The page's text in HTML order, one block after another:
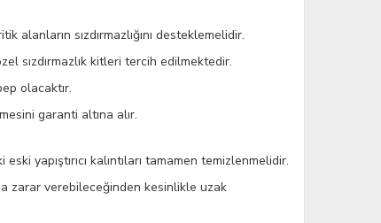
alanların sızdırmazlığını desteklemelidir.
sızdırmazlık kitleri tercih edilmektedir.
olacaktır.
garanti altına alır.
yapıştırıcı kalıntıları tamamen temizlenmelidir.
zarar verebileceğinden kesinlikle uzak